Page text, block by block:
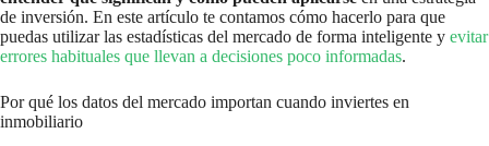
de inversión. En este artículo te contamos cómo hacerlo para que
puedas utilizar las estadísticas del mercado de forma inteligente y evitar
errores habituales que llevan a decisiones poco informadas.
Por qué los datos del mercado importan cuando inviertes en
inmobiliario